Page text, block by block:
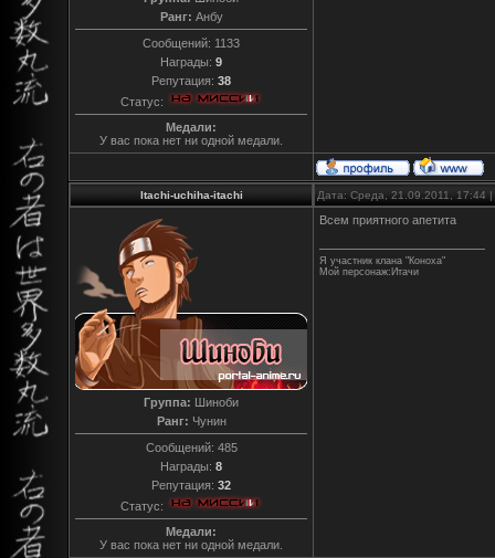
Ранг: Анбу
Сообщений: 1133
Награды: 9
Репутация: 38
Статус:
Медали:
У вас пока нет ни одной медали.
Itachi-uchiha-itachi Дата: Среда, 21.09.2011, 17:44
Группа: Шиноби
Ранг: Чунин
Сообщений: 485
Награды: 8
Репутация: 32
Статус:
Медали:
У вас пока нет ни одной медали.
Всем приятного апетита
Я участник клана "Коноха"
Мой персонаж:Итачи